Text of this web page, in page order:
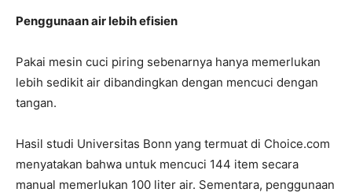
Penggunaan air lebih efisien
Pakai mesin cuci piring sebenarnya hanya memerlukan
lebih sedikit air dibandingkan dengan mencuci dengan
tangan.
Hasil studi Universitas Bonn yang termuat di Choice.com
menyatakan bahwa untuk mencuci 144 item secara
manual memerlukan 100 liter air. Sementara, penggunaan